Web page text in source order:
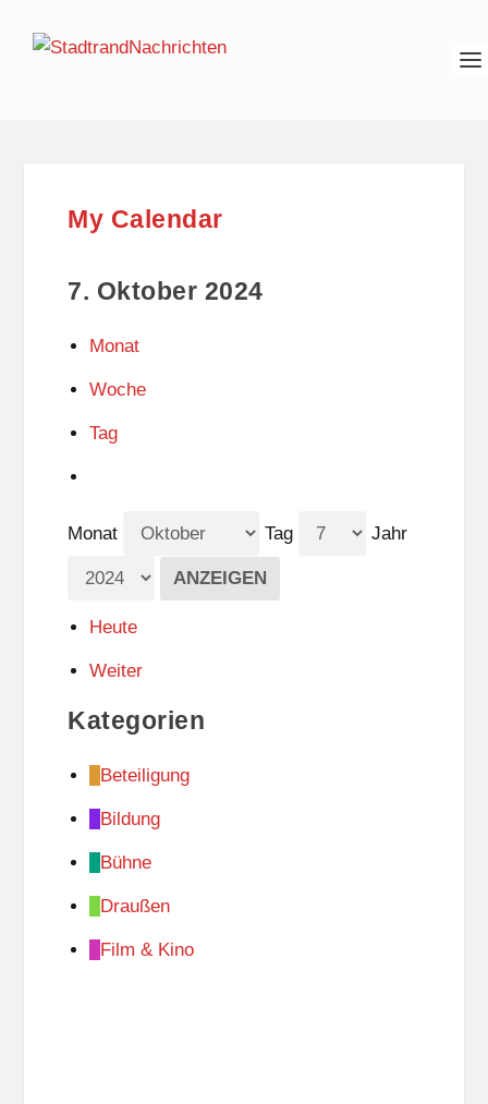
My Calendar
7. Oktober 2024
Monat
Woche
Tag
Monat Tag Jahr
Heute
Weiter
Kategorien
Beteiligung
Bildung
Bühne
Draußen
Film & Kino